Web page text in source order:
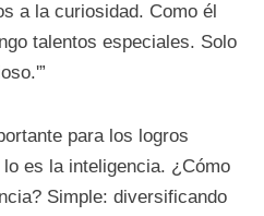
a la curiosidad. Como él
talentos especiales. Solo
para los logros
es la inteligencia. ¿Cómo
Simple: diversificando